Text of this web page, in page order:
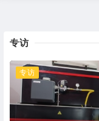
专访
专访